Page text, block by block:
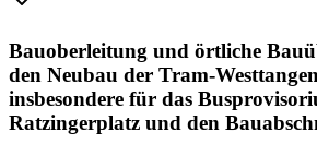
Bauoberleitung und örtliche
den Neubau der Tram-
insbesondere für das
Ratzingerplatz und den